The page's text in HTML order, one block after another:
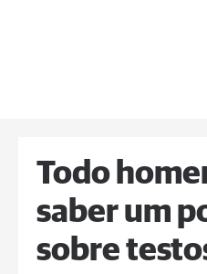
Todo
saber um
sobre